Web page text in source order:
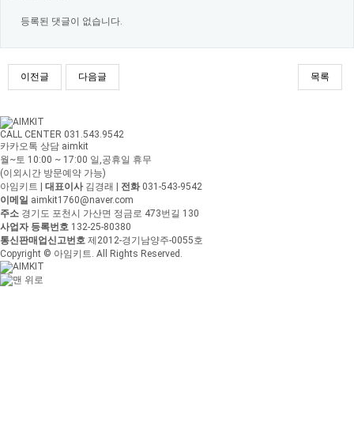
등록된 댓글이 없습니다.
이전글 다음글 목록
CALL CENTER 031.543.9542
카카오톡 상담 aimkit
월~토 10:00 ~ 17:00 일,공휴일 휴무
(이외시간 방문예약 가능)
아임키트
대표이사김경래 전화031-543-9542
이메일 aimkit1760@naver.com
주소 경기도 포천시 가산면 정금로 473번길 130
사업자 등록번호 132-25-80380
통신판매업신고번호 제2012-경기남양주-0055호
Copyright © 아임키트. All Rights Reserved.